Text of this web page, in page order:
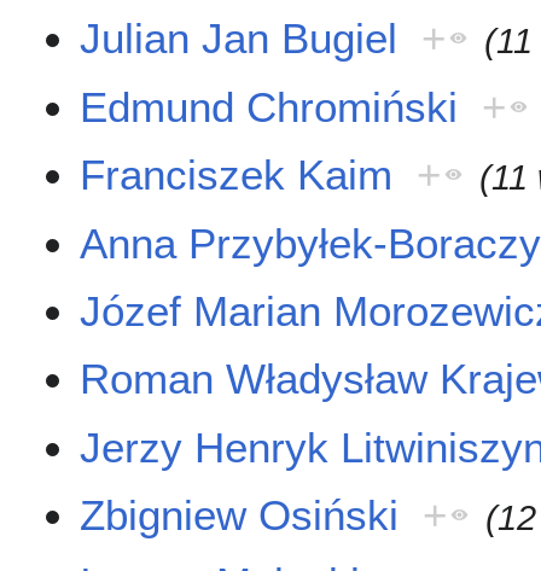
Julian Jan Bugiel +
Edmund Chromiński
+
Franciszek Kaim
+ (11
Anna Przybyłek-
Józef Marian
Roman Władysław
Jerzy Henryk
Zbigniew Osiński
+